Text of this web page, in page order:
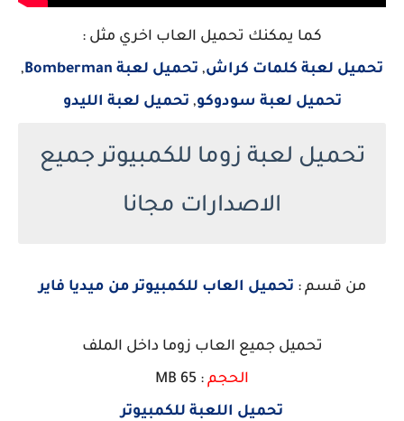
كما يمكنك تحميل العاب اخري مثل :
تحميل لعبة كلمات كراش, تحميل لعبة Bomberman
,
تحميل لعبة سودوكو, تحميل لعبة الليدو
تحميل لعبة زوما للكمبيوتر جميع
الاصدارات مجانا
من قسم : تحميل العاب للكمبيوتر من ميديا فاير
تحميل جميع العاب زوما داخل الملف
الحجم : 65 MB
تحميل اللعبة للكمبيوتر